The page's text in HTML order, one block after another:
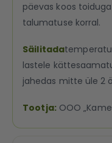
päevas koos
talumatuse korral.
Säilitada
lastele
jahedas mitte üle 2
Tootja:OOO